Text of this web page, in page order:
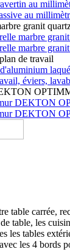
au
au
granit
marbre
marbre
de travail
éviers,
DEKTON
DEKTON
table carrée,
table, les
les tables
les 4 bords